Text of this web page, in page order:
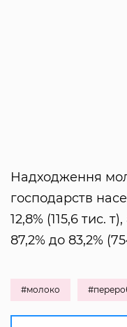
Надходження
господарств
12,8% (115,6 тис.
87,2% до 83,2%
#молоко